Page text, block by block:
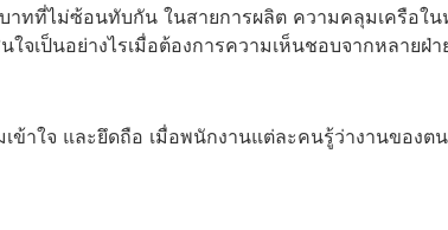
ทที่ไม่ซ้อนทับกัน ในสายการผลิต ความคลุมเครือ
จเป็นอย่างไรเมื่อต้องการความเห็นชอบจากหลายฝ่า
าใจ และยึดถือ เมื่อพนักงานแต่ละคนรู้ว่างานของ